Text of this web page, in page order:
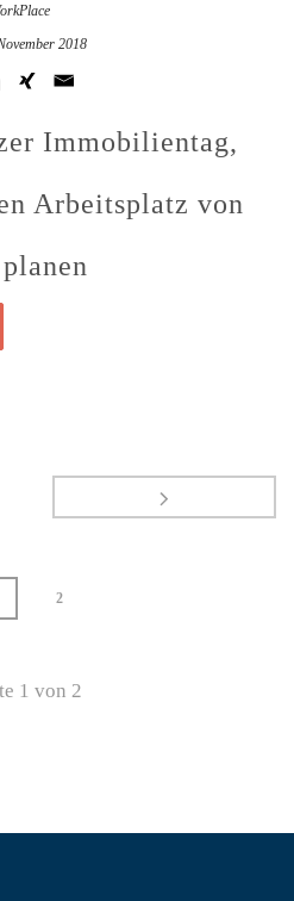
2018
Immobilientag,
Arbeitsplatz von
2
1 von 2